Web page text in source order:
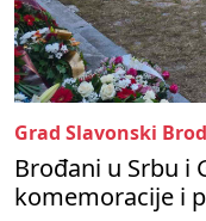
Grad Slavonski Brod
Brođani u Srbu i
komemoracije i